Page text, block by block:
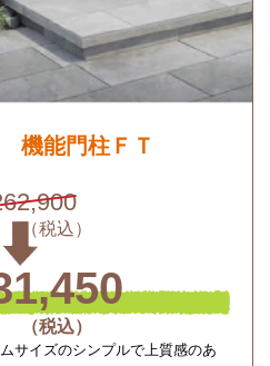
機能門柱ＦＴ
サイズのシンプルで上質感のあ